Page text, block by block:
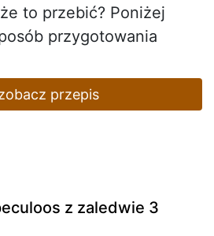
to przebić? Poniżej
przygotowania
przepis
z zaledwie 3